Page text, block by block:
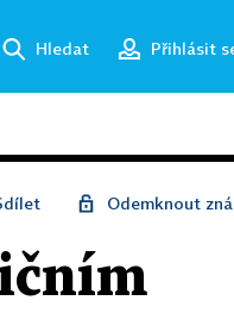
Hledat Přihlásit
Odemknout